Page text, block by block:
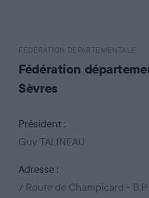
FÉDÉRATION DÉPARTEMENTALE
Fédération
Sèvres
Président :
Guy TALINEAU
Adresse :
7 Route de Champicard - B.P